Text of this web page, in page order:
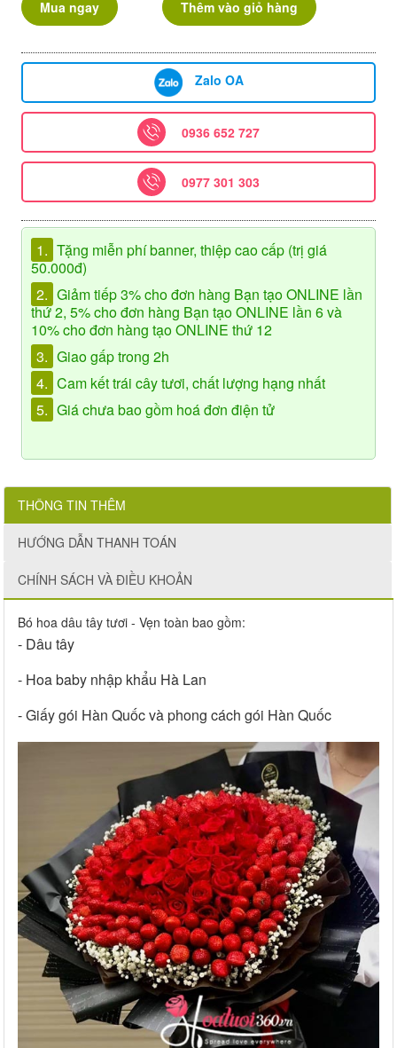
Mua ngay Thêm vào giỏ hàng
Zalo OA
0936 652 727
0977 301 303
1. Tặng miễn phí banner, thiệp cao cấp (trị giá
50.000đ)
2. Giảm tiếp 3% cho đơn hàng Bạn tạo ONLINE lần
thứ 2, 5% cho đơn hàng Bạn tạo ONLINE lần 6 và
10% cho đơn hàng tạo ONLINE thứ 12
3. Giao gấp trong 2h
4. Cam kết trái cây tươi, chất lượng hạng nhất
5. Giá chưa bao gồm hoá đơn điện tử
THÔNG TIN THÊM
HƯỚNG DẪN THANH TOÁN
CHÍNH SÁCH VÀ ĐIỀU KHOẢN
Bó hoa dâu tây tươi - Vẹn toàn bao gồm:
- Dâu tây
- Hoa baby nhập khẩu Hà Lan
- Giấy gói Hàn Quốc và phong cách gói Hàn Quốc